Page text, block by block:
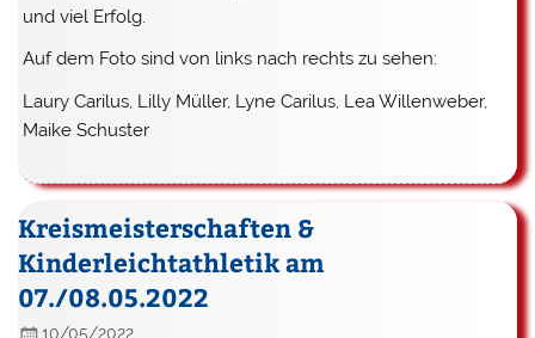
und viel Erfolg.
Auf dem Foto sind von links nach rechts zu sehen:
Laury Carilus, Lilly Müller, Lyne Carilus, Lea Willenweber,
Maike Schuster
Kreismeisterschaften &
Kinderleichtathletik am
07./08.05.2022
10/05/2022